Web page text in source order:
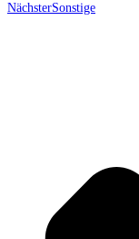
NächsterSonstige